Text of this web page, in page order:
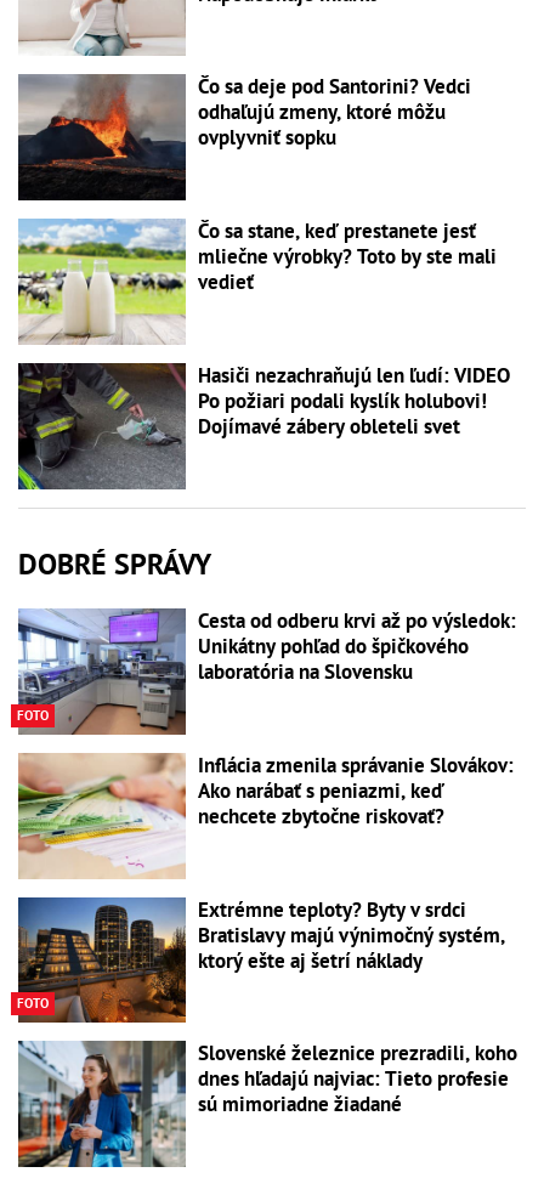
Čo sa deje pod Santorini? Vedci
odhaľujú zmeny, ktoré môžu
ovplyvniť sopku
Čo sa stane, keď prestanete jesť
mliečne výrobky? Toto by ste mali
vedieť
Hasiči nezachraňujú len ľudí: VIDEO
Po požiari podali kyslík holubovi!
Dojímavé zábery obleteli svet
DOBRÉ SPRÁVY
FOTO
Cesta od odberu krvi až po výsledok:
Unikátny pohľad do špičkového
laboratória na Slovensku
Inflácia zmenila správanie Slovákov:
Ako narábať s peniazmi, keď
nechcete zbytočne riskovať?
FOTO
Extrémne teploty? Byty v srdci
Bratislavy majú výnimočný systém,
ktorý ešte aj šetrí náklady
Slovenské železnice prezradili, koho
dnes hľadajú najviac: Tieto profesie
sú mimoriadne žiadané